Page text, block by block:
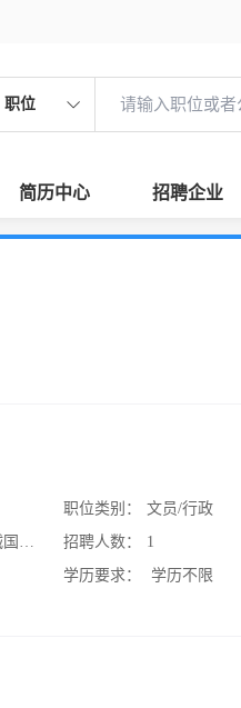
职位
简历中心 招聘企业
近
职位类别：
文员/行政
招聘人数：
1
学历要求：
学历不限